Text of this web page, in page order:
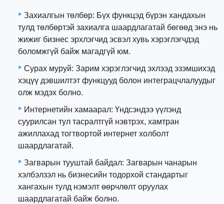
Захиалгын төлбөр: Бүх функцэд бүрэн хандахын
тулд төлбөртэй захиалга шаардлагатай бөгөөд энэ нь
жижиг бизнес эрхлэгчид эсвэл хувь хэрэглэгчдэд
боломжгүй байж магадгүй юм.
Сурах муруй: Зарим хэрэглэгчид эхлээд эзэмшихэд
хэцүү дэвшилтэт функцууд болон интеграцчлалуудыг
олж мэдэх болно.
Интернетийн хамаарал: Үндсэндээ үүлэнд
суурилсан тул тасралтгүй нэвтрэх, хамтран
ажиллахад тогтвортой интернет холболт
шаардлагатай.
Загварын тууштай байдал: Загварын чанарын
хэлбэлзэл нь бизнесийн тодорхой стандартыг
хангахын тулд нэмэлт өөрчлөлт оруулах
шаардлагатай байж болно.